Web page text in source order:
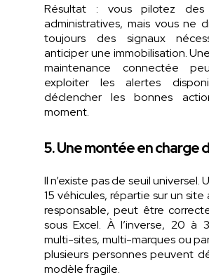
Résultat : vous pilotez des
administratives, mais vous ne
toujours des signaux
anticiper une immobilisation.
maintenance connectée
exploiter les alertes
déclencher les bonnes
moment.
5. Une montée en charge
Il n’existe pas de seuil universel.
15 véhicules, répartie sur un site
responsable, peut être
sous Excel. À l’inverse, 20 à
multi-sites, multi-marques ou
plusieurs personnes peuvent
modèle fragile.